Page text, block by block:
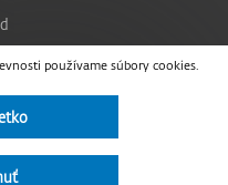
používame súbory cookies.